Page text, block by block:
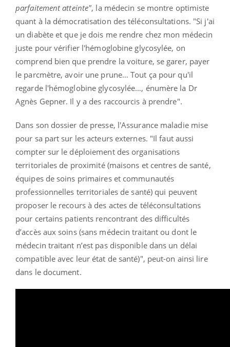
parfaitement atteinte", la médecin se montre optimiste
quant à la démocratisation des téléconsultations. "Si j'ai
un diabète et que je dois me rendre chez mon médecin
juste pour vérifier l'hémoglobine glycosylée, on
comprend bien que prendre la voiture, se garer, payer
le parcmètre, avoir une prune… Tout ça pour qu'il
regarde l'hémoglobine glycosylée…, énumère la Dr
Agnès Gepner. Il y a des raccourcis à prendre".
Dans son dossier de presse, l'Assurance maladie mise
pour sa part sur les acteurs externes. "Il faut aussi
compter sur le déploiement des organisations
territoriales de proximité (maisons et centres de santé,
équipes de soins primaires et communautés
professionnelles territoriales de santé) qui peuvent
proposer le recours à des actes de téléconsultations
pour certains patients rencontrant des difficultés
d’accès aux soins (sans médecin traitant ou dont le
médecin traitant n’est pas disponible dans un délai
compatible avec leur état de santé)", peut-on ainsi lire
dans le document.